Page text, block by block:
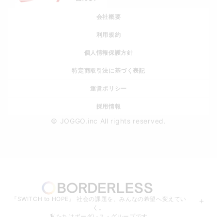
会社概要
利用規約
個人情報保護方針
特定商取引法に基づく表記
運営ポリシー
採用情報
© JOGGO.inc All rights reserved.
『SWITCH to HOPE』 社会の課題を、みんなの希望へ変えてい
く。
＋